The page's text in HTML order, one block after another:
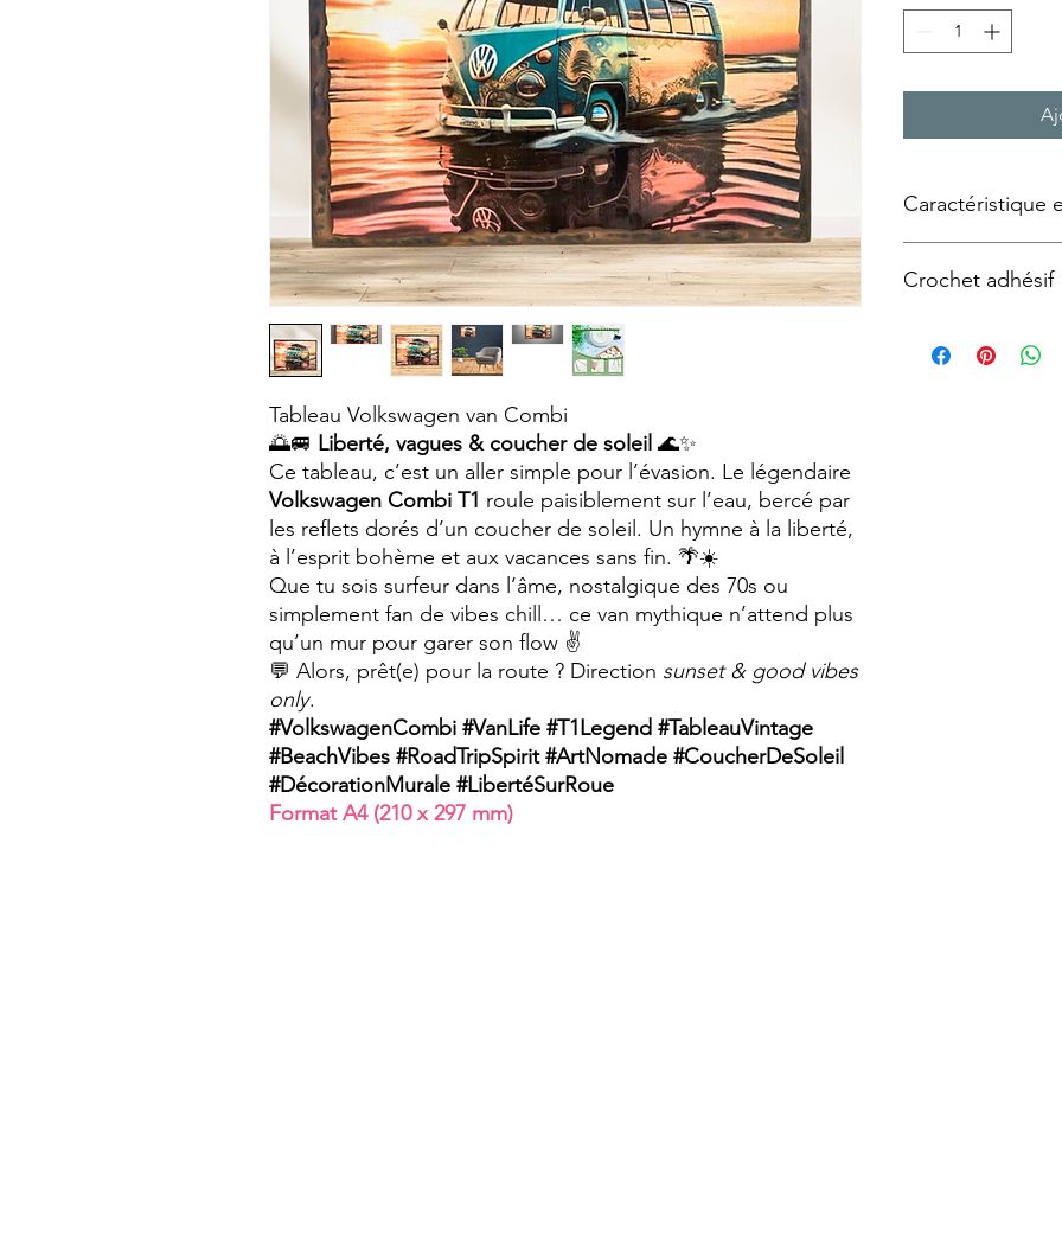
Tableau Volkswagen van Combi
🌅🚐 Liberté, vagues & coucher de soleil 🌊✨
Ce tableau, c’est un aller simple pour l’évasion. Le légendaire
Volkswagen Combi T1 roule paisiblement sur l’eau, bercé par
les reflets dorés d’un coucher de soleil. Un hymne à la liberté,
à l’esprit bohème et aux vacances sans fin. 🌴☀️
Que tu sois surfeur dans l’âme, nostalgique des 70s ou
simplement fan de vibes chill… ce van mythique n’attend plus
qu’un mur pour garer son flow ✌️
💬 Alors, prêt(e) pour la route ? Direction sunset & good vibes
only.
#VolkswagenCombi #VanLife #T1Legend #TableauVintage
#BeachVibes #RoadTripSpirit #ArtNomade #CoucherDeSoleil
#DécorationMurale #LibertéSurRoue
Format A4 (210 x 297 mm)
Caractéristique
Technique utilisée :
vintage.
Crochet adhésif
proposons en